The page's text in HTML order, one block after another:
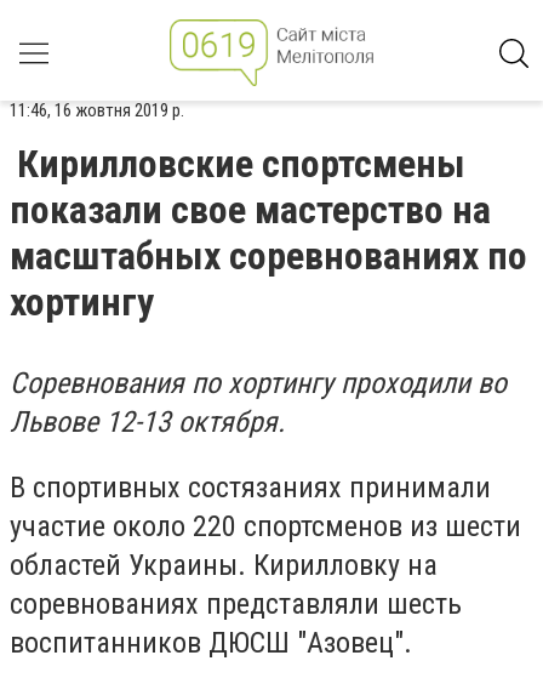
11:46, 16 жовтня 2019 р.
Кирилловские спортсмены
показали свое мастерство на
масштабных соревнованиях по
хортингу
Соревнования по хортингу проходили во
Львове 12-13 октября.
В спортивных состязаниях принимали
участие около 220 спортсменов из шести
областей Украины. Кирилловку на
соревнованиях представляли шесть
воспитанников ДЮСШ "Азовец".